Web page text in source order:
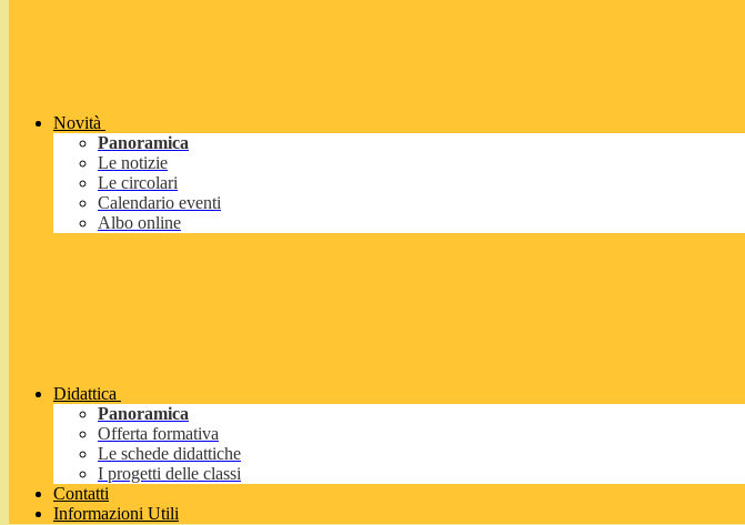
Novità
Panoramica
Le notizie
Le circolari
Calendario eventi
Albo online
Didattica
Panoramica
Offerta formativa
Le schede didattiche
I progetti delle classi
Contatti
Informazioni Utili